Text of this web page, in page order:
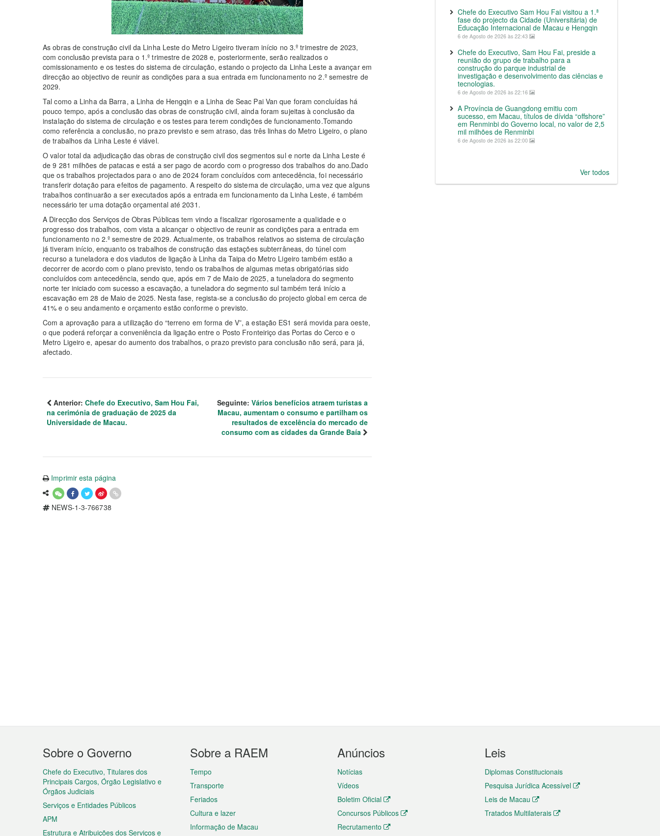
As obras de construção civil da Linha Leste do Metro Ligeiro tiveram início no 3.º trimestre de 2023,
com conclusão prevista para o 1.º trimestre de 2028 e, posteriormente, serão realizados o
comissionamento e os testes do sistema de circulação, estando o projecto da Linha Leste a avançar em
direcção ao objectivo de reunir as condições para a sua entrada em funcionamento no 2.º semestre de
2029.
Tal como a Linha da Barra, a Linha de Hengqin e a Linha de Seac Pai Van que foram concluídas há
pouco tempo, após a conclusão das obras de construção civil, ainda foram sujeitas à conclusão da
instalação do sistema de circulação e os testes para terem condições de funcionamento.Tomando
como referência a conclusão, no prazo previsto e sem atraso, das três linhas do Metro Ligeiro, o plano
de trabalhos da Linha Leste é viável.
O valor total da adjudicação das obras de construção civil dos segmentos sul e norte da Linha Leste é
de 9 281 milhões de patacas e está a ser pago de acordo com o progresso dos trabalhos do ano.Dado
que os trabalhos projectados para o ano de 2024 foram concluídos com antecedência, foi necessário
transferir dotação para efeitos de pagamento. A respeito do sistema de circulação, uma vez que alguns
trabalhos continuarão a ser executados após a entrada em funcionamento da Linha Leste, é também
necessário ter uma dotação orçamental até 2031.
A Direcção dos Serviços de Obras Públicas tem vindo a fiscalizar rigorosamente a qualidade e o
progresso dos trabalhos, com vista a alcançar o objectivo de reunir as condições para a entrada em
funcionamento no 2.º semestre de 2029. Actualmente, os trabalhos relativos ao sistema de circulação
já tiveram início, enquanto os trabalhos de construção das estações subterrâneas, do túnel com
recurso a tuneladora e dos viadutos de ligação à Linha da Taipa do Metro Ligeiro também estão a
decorrer de acordo com o plano previsto, tendo os trabalhos de algumas metas obrigatórias sido
concluídos com antecedência, sendo que, após em 7 de Maio de 2025, a tuneladora do segmento
norte ter iniciado com sucesso a escavação, a tuneladora do segmento sul também terá início a
escavação em 28 de Maio de 2025. Nesta fase, regista-se a conclusão do projecto global em cerca de
41% e o seu andamento e orçamento estão conforme o previsto.
Com a aprovação para a utilização do “terreno em forma de V”, a estação ES1 será movida para oeste,
o que poderá reforçar a conveniência da ligação entre o Posto Fronteiriço das Portas do Cerco e o
Metro Ligeiro e, apesar do aumento dos trabalhos, o prazo previsto para conclusão não será, para já,
afectado.
Anterior: Chefe do Executivo, Sam Hou Fai,
na cerimónia de graduação de 2025 da
Universidade de Macau.
Seguinte: Vários benefícios atraem turistas a
Macau, aumentam o consumo e partilham os
resultados de excelência do mercado de
consumo com as cidades da Grande Baía
Imprimir esta página
NEWS-1-3-766738
Chefe do Executivo Sam Hou Fai visitou a 1.ª
fase do projecto da Cidade (Universitária) de
Educação Internacional de Macau e Hengqin
6 de Agosto de 2026 às 22:43
Chefe do Executivo, Sam Hou Fai, preside a
reunião do grupo de trabalho para a
construção do parque industrial de
investigação e desenvolvimento das ciências e
tecnologias.
6 de Agosto de 2026 às 22:16
A Província de Guangdong emitiu com
sucesso, em Macau, títulos de dívida “offshore”
em Renminbi do Governo local, no valor de 2,5
mil milhões de Renminbi
6 de Agosto de 2026 às 22:00
Ver todos
Menu
do
rodapé
Sobre o Governo
Chefe do Executivo, Titulares dos
Principais Cargos, Órgão Legislativo e
Órgãos Judiciais
Serviços e Entidades Públicos
APM
Estrutura e Atribuições dos Serviços e
Sobre a RAEM
Tempo
Transporte
Feriados
Cultura e lazer
Informação de Macau
Anúncios
Notícias
Vídeos
Boletim Oficial
Concursos Públicos
Recrutamento
Leis
Diplomas Constitucionais
Pesquisa Jurídica Acessível
Leis de Macau
Tratados Multilaterais